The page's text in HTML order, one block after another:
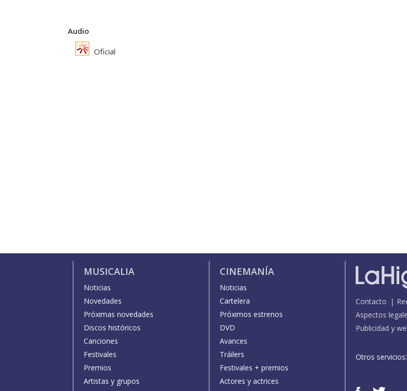
Audio
Oficial
MUSICALIA
Noticias
Novedades
Próximas novedades
Discos históricos
Canciones
Festivales
Premios
Artistas y grupos
CINEMANÍA
Noticias
Cartelera
Próximos estrenos
DVD
Avances
Tráilers
Festivales + premios
Actores y actrices
Contacto
Aspectos
Publicidad y
Otros servicios: